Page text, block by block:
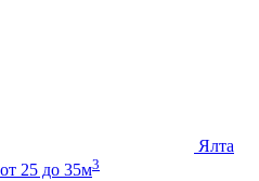
Ялта
25 до 35м3